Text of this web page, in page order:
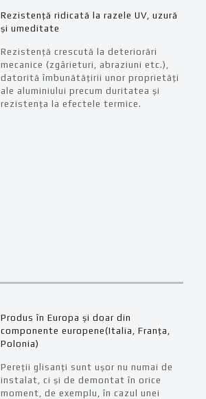
Rezistență ridicată la razele UV, uzură
și umeditate
Rezistență crescută la deteriorări
mecanice (zgârieturi, abraziuni etc.),
datorită îmbunătățirii unor proprietăți
ale aluminiului precum duritatea și
rezistența la efectele termice.
Produs în Europa și doar din
componente europene(Italia, Franța,
Polonia)
Pereții glisanți sunt ușor nu numai de
instalat, ci și de demontat în orice
moment, de exemplu, în cazul unei